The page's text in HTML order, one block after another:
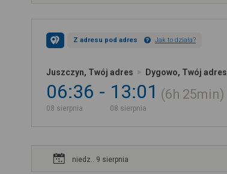
Z adresu pod adres Jak to działa?
Juszczyn, Twój adres Dygowo, Twój adres
06:36
08 sierpnia
13:01
08 sierpnia
6h 25min
niedz.. 9 sierpnia